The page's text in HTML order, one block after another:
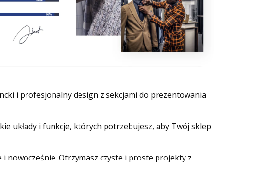
i profesjonalny design z sekcjami do prezentowania
układy i funkcje, których potrzebujesz, aby Twój sklep
nowocześnie. Otrzymasz czyste i proste projekty z